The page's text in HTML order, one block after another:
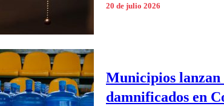
20 de julio 2026
Municipios lanzan
damnificados en